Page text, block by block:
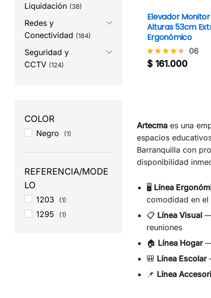
Elevador Monitor
Alturas 53cm
Ergonómico
Valorado
con
06
$161.000
$
Artecmaes una
espacios
Barranquilla con
disponibilidad
🖥️ Línea
comodidad en el
📋 Línea Visual—
reuniones
🏠 Línea Hogar—
🎒 Línea Escolar
📌 Línea
Liquidación (38)
Redes y
Conectividad (184)
Seguridad y
CCTV (124)
COLOR
Negro (1)
REFERENCIA/MODE
LO
1203 (1)
1295 (1)